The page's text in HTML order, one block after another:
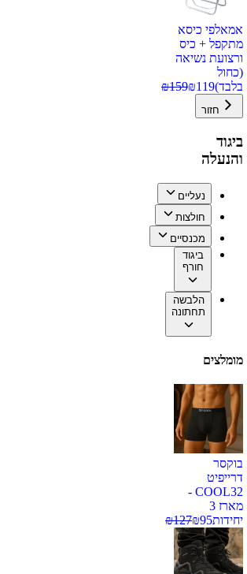
אמאלפי כיסא
מתקפל + כיס
ורצועת נשיאה
(כחול
בלבד)
₪119
₪159
חזור
ביגוד
והנעלה
נעליים
חולצות
מכנסיים
ביגוד
חורף
הלבשה
תחתונה
מומלצים
בוקסר
דרייפיט
COOL32 -
מארז 3
יחידות
₪95
₪127